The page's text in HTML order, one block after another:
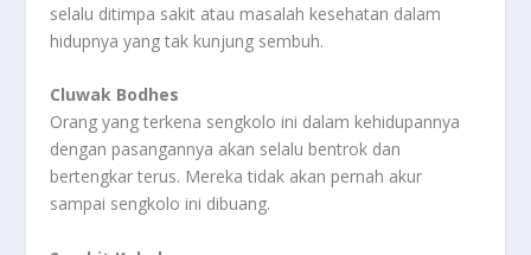
selalu ditimpa sakit atau masalah kesehatan dalam
hidupnya yang tak kunjung sembuh.
Cluwak Bodhes
Orang yang terkena sengkolo ini dalam kehidupannya
dengan pasangannya akan selalu bentrok dan
bertengkar terus. Mereka tidak akan pernah akur
sampai sengkolo ini dibuang.